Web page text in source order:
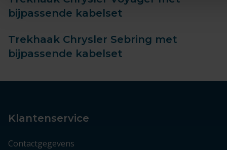
bijpassende kabelset
Trekhaak Chrysler Sebring met
bijpassende kabelset
Klantenservice
Contactgegevens